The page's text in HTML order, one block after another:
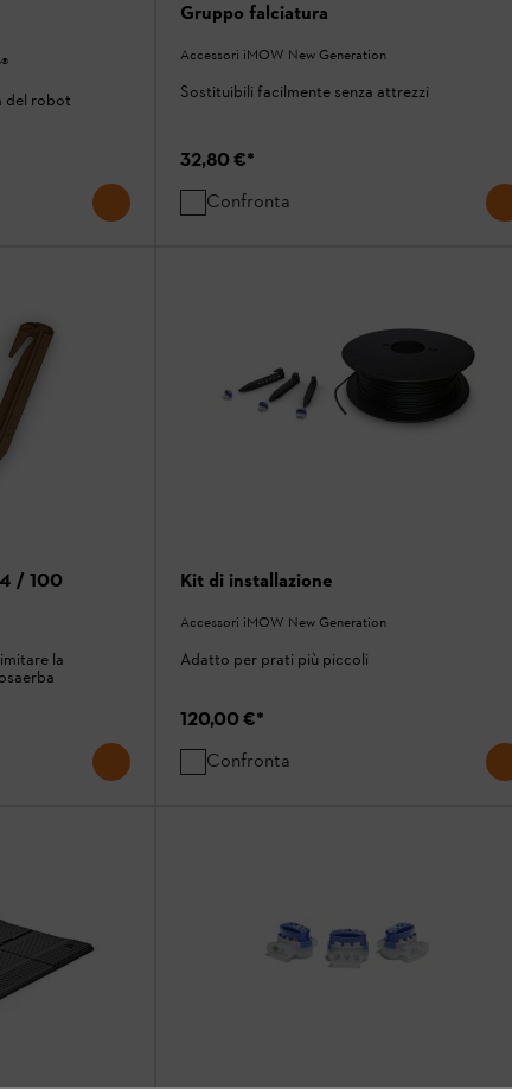
del robot
Gruppo falciatura
Accessori iMOW New Generation
Sostituibili facilmente senza attrezzi
32,80 €*
Confronta
/ 100
la
Kit di installazione
Accessori iMOW New Generation
Adatto per prati più piccoli
120,00 €*
Confronta